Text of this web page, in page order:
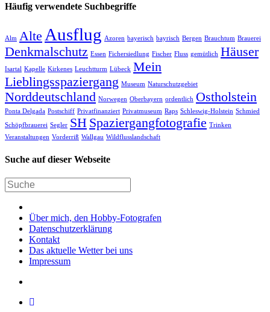
Häufig verwendete Suchbegriffe
Alm Alte Ausflug Azoren bayerisch bayrisch Bergen Brauchtum Brauerei
Denkmalschutz Essen Fichersiedlung Fischer Fluss gemütlich Häuser
Isartal Kapelle Kirkenes Leuchtturm Lübeck Mein
Lieblingsspaziergang Museum Naturschutzgebiet
Norddeutschland Norwegen Oberbayern ordentlich Ostholstein
Ponta Delgada Postschiff Privatfinanziert Privatmuseum Raps Schleswig-Holstein Schmied
Schöpfbrauerei Segler SH Spaziergangfotografie Trinken
Veranstaltungen Vorderriß Wallgau Wildflusslandschaft
Suche auf dieser Webseite
Über mich, den Hobby-Fotografen
Datenschutzerklärung
Kontakt
Das aktuelle Wetter bei uns
Impressum